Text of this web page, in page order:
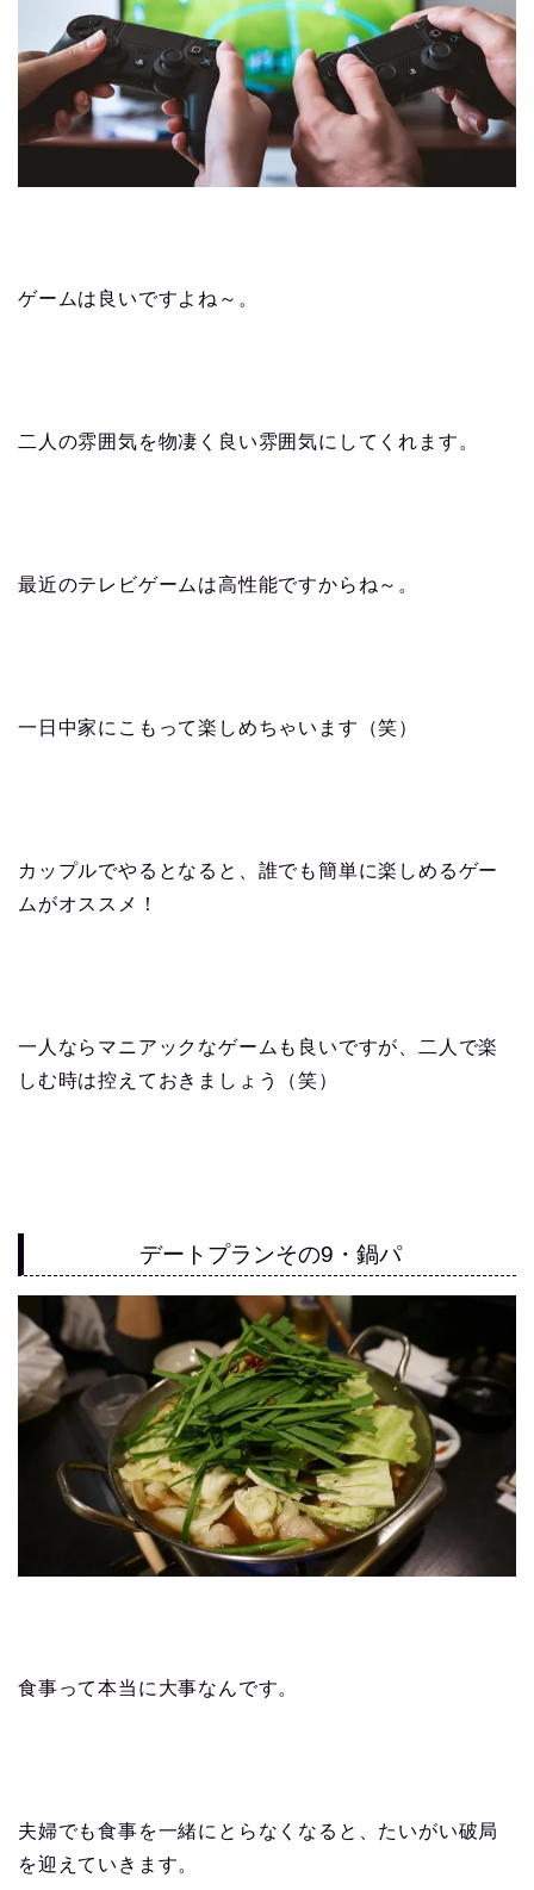
ゲームは良いですよね～。
二人の雰囲気を物凄く良い雰囲気にしてくれます。
最近のテレビゲームは高性能ですからね～。
一日中家にこもって楽しめちゃいます（笑）
カップルでやるとなると、誰でも簡単に楽しめるゲー
ムがオススメ！
一人ならマニアックなゲームも良いですが、二人で楽
しむ時は控えておきましょう（笑）
デートプランその9・鍋パ
食事って本当に大事なんです。
夫婦でも食事を一緒にとらなくなると、たいがい破局
を迎えていきます。